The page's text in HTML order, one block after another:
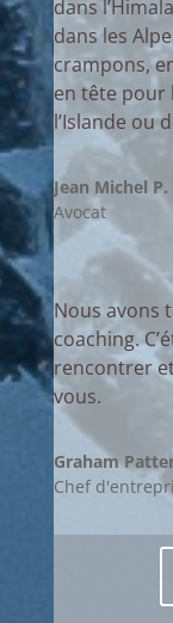
dans
dans les
crampons,
en tête pour
l’Islande ou
Jean Michel P.
Avocat
Nous avons
coaching.
rencontrer
vous.
Graham
Chef